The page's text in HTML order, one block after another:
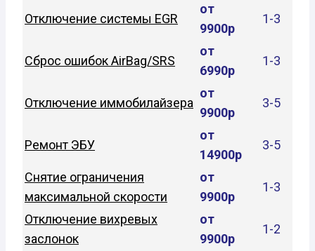
Отключение системы EGR
от
9900р
1-3
Сброс ошибок AirBag/SRS
от
6990р
1-3
Отключение иммобилайзера
от
9900р
3-5
Ремонт ЭБУ
от
14900р
3-5
Снятие ограничения
максимальной скорости
от
9900р
1-3
Отключение вихревых
заслонок
от
9900р
1-2